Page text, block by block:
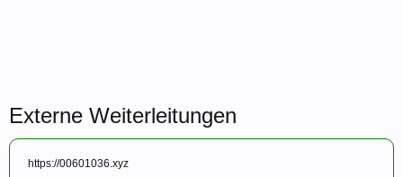
Externe Weiterleitungen
https://00601036.xyz